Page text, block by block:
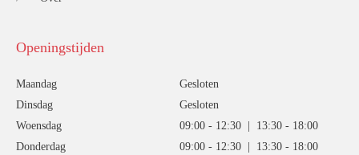
Openingstijden
Maandag
Gesloten
Dinsdag
Gesloten
Woensdag
09:00 - 12:30 | 13:30 - 18:00
Donderdag
09:00 - 12:30 | 13:30 - 18:00